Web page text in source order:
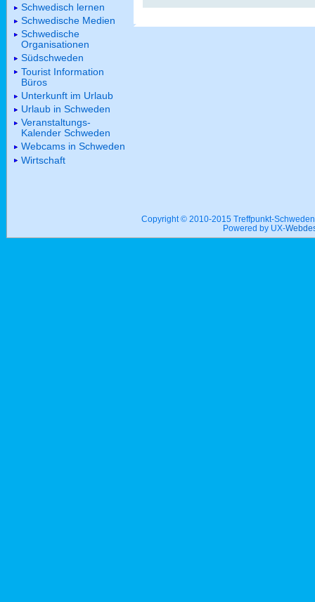
Schwedisch lernen
Schwedische Medien
Schwedische
Organisationen
Südschweden
Tourist Information
Büros
Unterkunft im Urlaub
Urlaub in Schweden
Veranstaltungs-
Kalender Schweden
Webcams in Schweden
Wirtschaft
Copyright © 2010-2015 Treffpunkt-
Powered by UX-